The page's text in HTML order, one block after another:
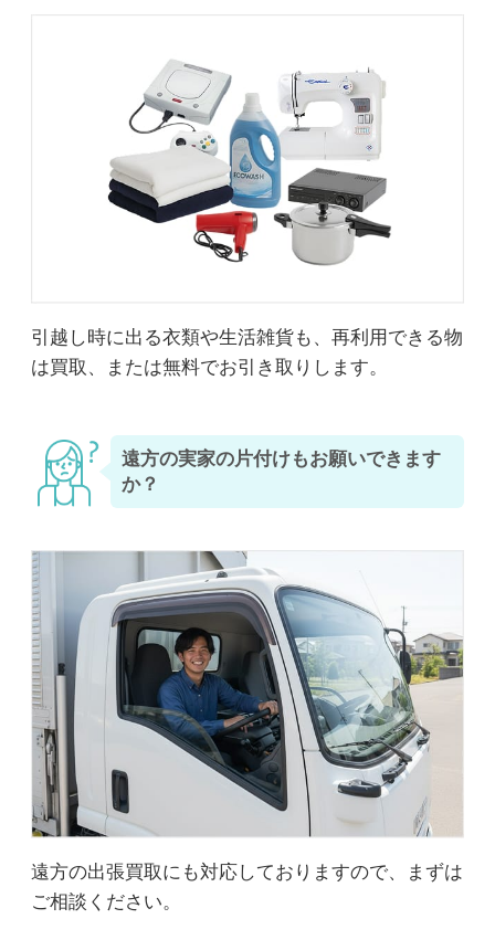
引越し時に出る衣類や生活雑貨も、再利用できる物
は買取、または無料でお引き取りします。
遠方の実家の片付けもお願いできます
か？
遠方の出張買取にも対応しておりますので、まずは
ご相談ください。